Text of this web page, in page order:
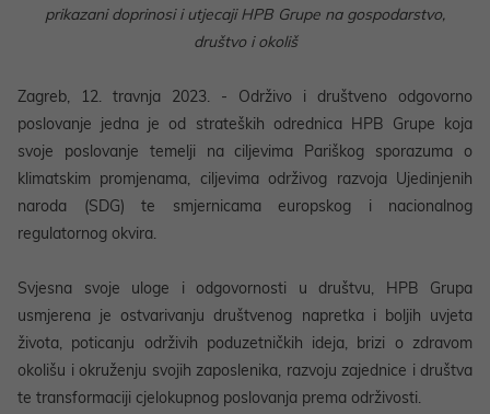
prikazani doprinosi i utjecaji HPB Grupe na gospodarstvo,
društvo i okoliš
Zagreb, 12. travnja 2023. - Održivo i društveno odgovorno
poslovanje jedna je od strateških odrednica HPB Grupe koja
svoje poslovanje temelji na ciljevima Pariškog sporazuma o
klimatskim promjenama, ciljevima održivog razvoja Ujedinjenih
naroda (SDG) te smjernicama europskog i nacionalnog
regulatornog okvira.
Svjesna svoje uloge i odgovornosti u društvu, HPB Grupa
usmjerena je ostvarivanju društvenog napretka i boljih uvjeta
života, poticanju održivih poduzetničkih ideja, brizi o zdravom
okolišu i okruženju svojih zaposlenika, razvoju zajednice i društva
te transformaciji cjelokupnog poslovanja prema održivosti.